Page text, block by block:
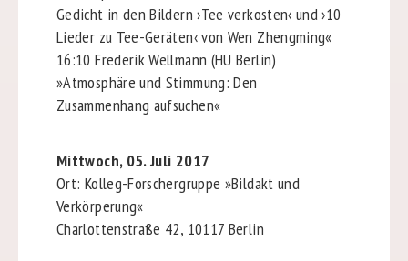
Gedicht in den Bildern ›Tee verkosten‹ und ›10
Lieder zu Tee-Geräten‹ von Wen Zhengming«
16:10 Frederik Wellmann (HU Berlin)
»Atmosphäre und Stimmung: Den
Zusammenhang aufsuchen«
Mittwoch, 05. Juli 2017
Ort: Kolleg-Forschergruppe »Bildakt und
Verkörperung«
Charlottenstraße 42, 10117 Berlin